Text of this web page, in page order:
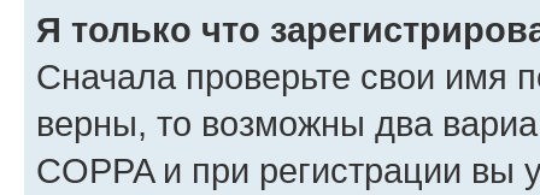
Я только что
Сначала проверьте свои имя
верны, то возможны два
COPPA и при регистрации вы